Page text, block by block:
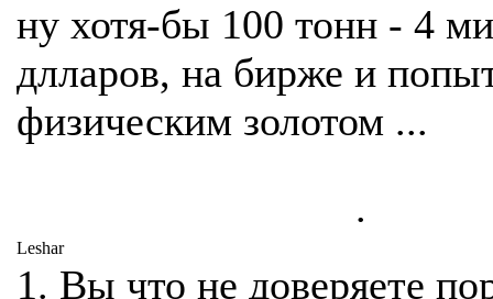
ну хотя-бы 100 тонн - 4
длларов, на бирже и
физическим золотом ...
.
Leshar
1. Вы что не доверяете